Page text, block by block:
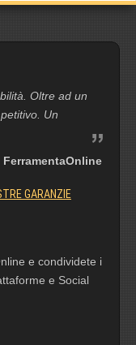
Oltre ad un
Un
FerramentaOnline
GARANZIE
e condividete i
e Social